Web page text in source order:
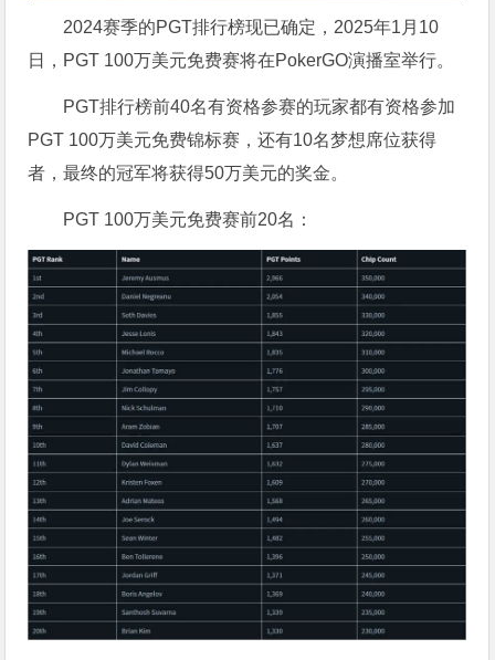
2024赛季的PGT排行榜现已确定，2025年1月10
日，PGT 100万美元免费赛将在PokerGO演播室举行。
PGT排行榜前40名有资格参赛的玩家都有资格参加
PGT 100万美元免费锦标赛，还有10名梦想席位获得
者，最终的冠军将获得50万美元的奖金。
PGT 100万美元免费赛前20名：